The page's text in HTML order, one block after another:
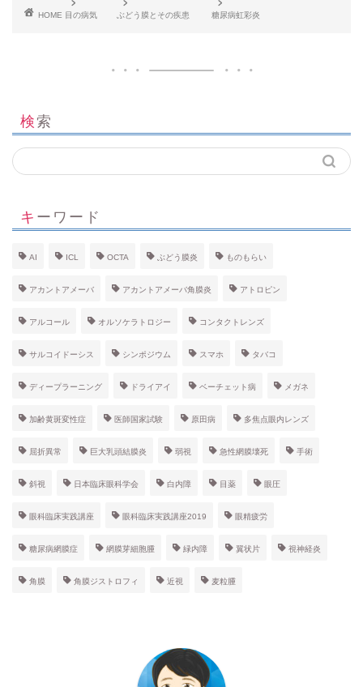
HOME 目の病気 ぶどう膜とその疾患 糖尿病虹彩炎
検索
キーワード
AI ICL OCTA ぶどう膜炎 ものもらい
アカントアメーバ アカントアメーバ角膜炎 アトロピン
アルコール オルソケラトロジー コンタクトレンズ
サルコイドーシス シンポジウム スマホ タバコ
ディープラーニング ドライアイ ベーチェット病 メガネ
加齢黄斑変性症 医師国家試験 原田病 多焦点眼内レンズ
屈折異常 巨大乳頭結膜炎 弱視 急性網膜壊死 手術
斜視 日本臨床眼科学会 白内障 目薬 眼圧
眼科臨床実践講座 眼科臨床実践講座2019 眼精疲労
糖尿病網膜症 網膜芽細胞腫 緑内障 翼状片 視神経炎
角膜 角膜ジストロフィ 近視 麦粒腫